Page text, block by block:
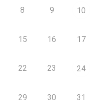
8 9 10
15 16 17
22 23 24
29 30 31